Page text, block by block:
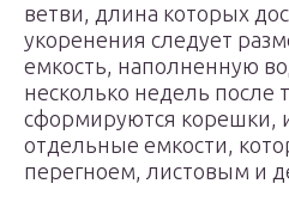
ветви, длина которых
укоренения следует
емкость, наполненную
несколько недель после
сформируются корешки,
отдельные емкости,
перегноем, листовым и